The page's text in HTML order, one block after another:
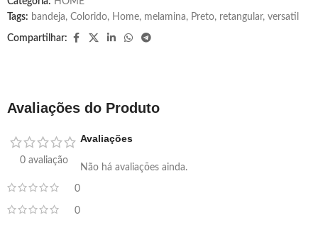
Tags: bandeja, Colorido, Home, melamina, Preto, retangular, versatil
Compartilhar:
Avaliações do Produto
0 avaliação
0
0
Avaliações
Não há avaliações ainda.